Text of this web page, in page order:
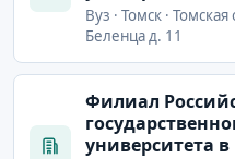
Вуз · Томск ·
Беленца д. 11
Филиал
университета в